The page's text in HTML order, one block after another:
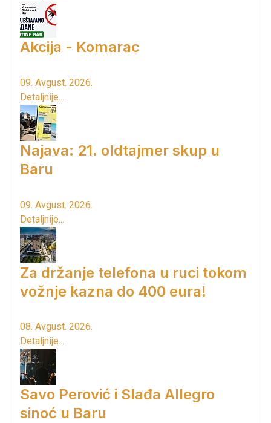
Akcija - Komarac
09. Avgust. 2026.
Detaljnije...
Najava: 21. oldtajmer skup u
Baru
09. Avgust. 2026.
Detaljnije...
Za držanje telefona u ruci tokom
vožnje kazna do 400 eura!
08. Avgust. 2026.
Detaljnije...
Savo Perović i Slađa Allegro
sinoć u Baru